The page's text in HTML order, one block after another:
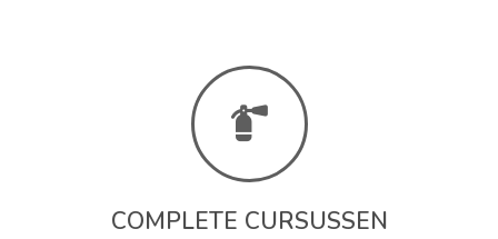
COMPLETE CURSUSSEN